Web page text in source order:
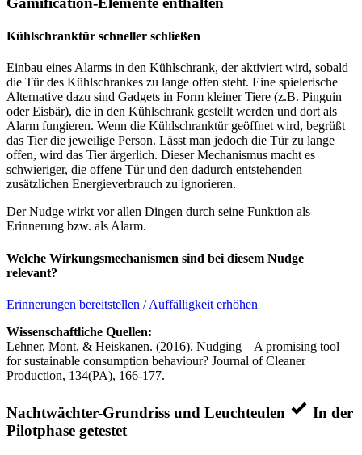
Kühlschranktür schneller schließen
Einbau eines Alarms in den Kühlschrank, der aktiviert wird, sobald
die Tür des Kühlschrankes zu lange offen steht. Eine spielerische
Alternative dazu sind Gadgets in Form kleiner Tiere (z.B. Pinguin
oder Eisbär), die in den Kühlschrank gestellt werden und dort als
Alarm fungieren. Wenn die Kühlschranktür geöffnet wird, begrüßt
das Tier die jeweilige Person. Lässt man jedoch die Tür zu lange
offen, wird das Tier ärgerlich. Dieser Mechanismus macht es
schwieriger, die offene Tür und den dadurch entstehenden
zusätzlichen Energieverbrauch zu ignorieren.
Der Nudge wirkt vor allen Dingen durch seine Funktion als
Erinnerung bzw. als Alarm.
Welche Wirkungsmechanismen sind bei diesem Nudge
relevant?
Erinnerungen bereitstellen / Auffälligkeit erhöhen
Wissenschaftliche Quellen:
Lehner, Mont, & Heiskanen. (2016). Nudging – A promising tool
for sustainable consumption behaviour? Journal of Cleaner
Production, 134(PA), 166-177.
Nachtwächter-Grundriss und Leuchteulen
In der
Pilotphase getestet